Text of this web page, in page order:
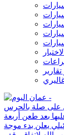
على صلة بالحرس
بعد طعن أربعة
يعلن بدء موجة